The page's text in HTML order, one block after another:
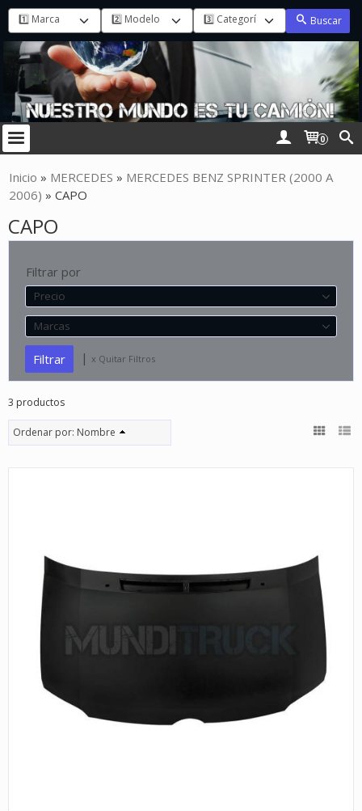
Buscar
0
Inicio » MERCEDES » MERCEDES BENZ SPRINTER (2000 A
2006) » CAPO
CAPO
Filtrar por
Precio
Marcas
| x Quitar Filtros
3 productos
Ordenar por: Nombre